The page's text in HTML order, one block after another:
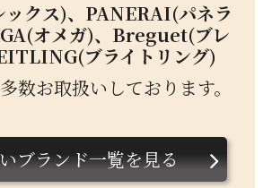
クス)、PANERAI(パネラ
オメガ)、Breguet(ブレ
ブライトリング)
数お取扱いしております。
ブランド一覧を見る